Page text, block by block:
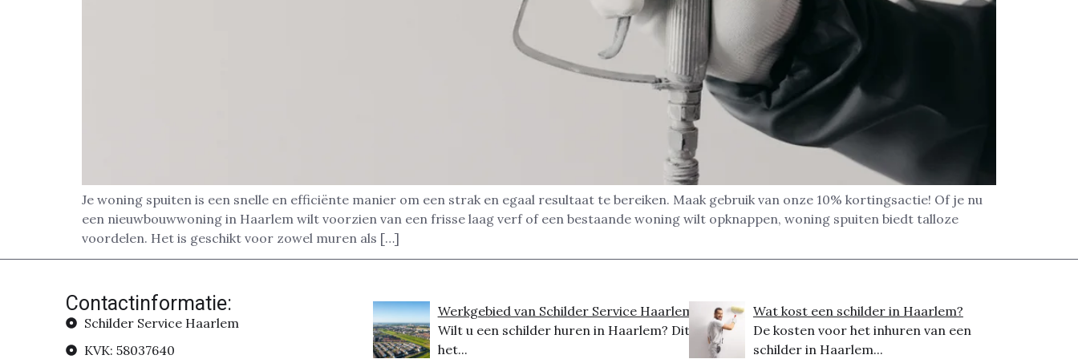
Je woning spuiten is een snelle en efficiënte manier om een strak en egaal resultaat te bereiken. Maak gebruik van onze 10% kortingsactie! Of je nu
een nieuwbouwwoning in Haarlem wilt voorzien van een frisse laag verf of een bestaande woning wilt opknappen, woning spuiten biedt talloze
voordelen. Het is geschikt voor zowel muren als […]
Contactinformatie:
Schilder Service Haarlem
KVK: 58037640
Werkgebied van Schilder Service Haarlem
Wilt u een schilder huren in Haarlem? Dit is
het...
Wat kost een schilder in Haarlem?
De kosten voor het inhuren van een
schilder in Haarlem...